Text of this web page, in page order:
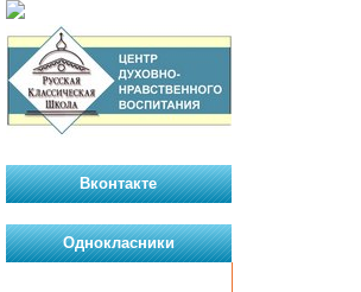
Вконтакте
Однокласники